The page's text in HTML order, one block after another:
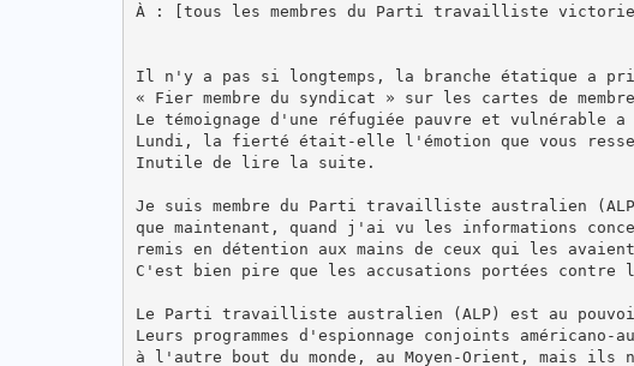
À : [tous les membres du Parti travailliste
Il n'y a pas si longtemps, la branche étatique a
« Fier membre du syndicat » sur les cartes de
Le témoignage d'une réfugiée pauvre et vulnérable
Lundi, la fierté était-elle l'émotion que vous
Inutile de lire la suite.
Je suis membre du Parti travailliste australien
que maintenant, quand j'ai vu les informations
remis en détention aux mains de ceux qui les
C'est bien pire que les accusations portées contre
Le Parti travailliste australien (ALP) est au
Leurs programmes d'espionnage conjoints
à l'autre bout du monde, au Moyen-Orient, mais ils